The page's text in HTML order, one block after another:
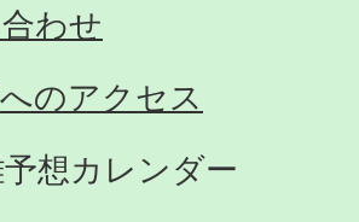
わせ
のアクセス
想カレンダー